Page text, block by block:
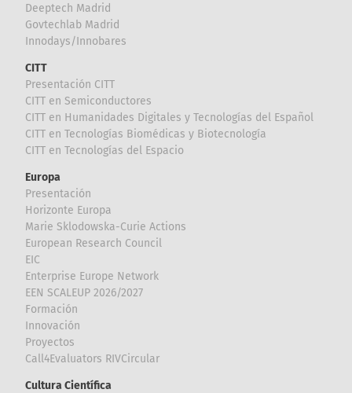
Deeptech Madrid
Govtechlab Madrid
Innodays/Innobares
CITT
Presentación CITT
CITT en Semiconductores
CITT en Humanidades Digitales y Tecnologías del Español
CITT en Tecnologías Biomédicas y Biotecnología
CITT en Tecnologías del Espacio
Europa
Presentación
Horizonte Europa
Marie Sklodowska-Curie Actions
European Research Council
EIC
Enterprise Europe Network
EEN SCALEUP 2026/2027
Formación
Innovación
Proyectos
Call4Evaluators RIVCircular
Cultura Científica